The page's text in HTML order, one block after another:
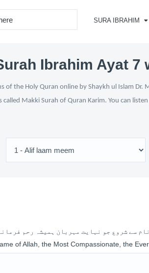
SURA IBRAHIM
Ibrahim Ayat 7
of the Holy Quran online by Shaykh ul Islam
called Makki Surah of Quran Karim. You can
سے شروع جو نہایت مہربان ہمیشہ رحم
of Allah, the Most Compassionate, the